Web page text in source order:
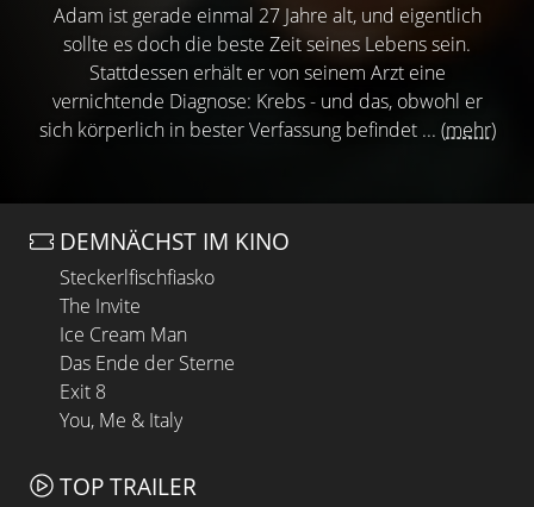
Adam ist gerade einmal 27 Jahre alt, und eigentlich
sollte es doch die beste Zeit seines Lebens sein.
Stattdessen erhält er von seinem Arzt eine
vernichtende Diagnose: Krebs - und das, obwohl er
sich körperlich in bester Verfassung befindet ... (mehr)
DEMNÄCHST IM KINO
Steckerlfischfiasko
The Invite
Ice Cream Man
Das Ende der Sterne
Exit 8
You, Me & Italy
TOP TRAILER